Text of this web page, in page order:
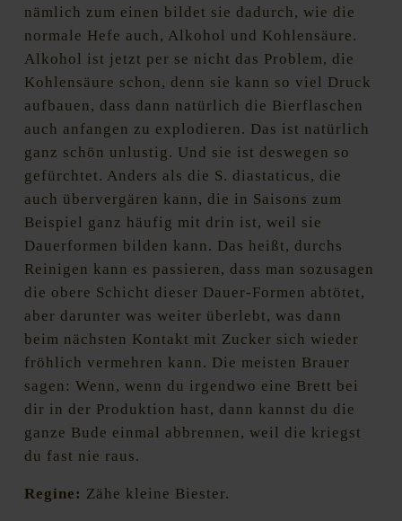
nämlich zum einen bildet sie dadurch, wie die
normale Hefe auch, Alkohol und Kohlensäure.
Alkohol ist jetzt per se nicht das Problem, die
Kohlensäure schon, denn sie kann so viel Druck
aufbauen, dass dann natürlich die Bierflaschen
auch anfangen zu explodieren. Das ist natürlich
ganz schön unlustig. Und sie ist deswegen so
gefürchtet. Anders als die S. diastaticus, die
auch übervergären kann, die in Saisons zum
Beispiel ganz häufig mit drin ist, weil sie
Dauerformen bilden kann. Das heißt, durchs
Reinigen kann es passieren, dass man sozusagen
die obere Schicht dieser Dauer-Formen abtötet,
aber darunter was weiter überlebt, was dann
beim nächsten Kontakt mit Zucker sich wieder
fröhlich vermehren kann. Die meisten Brauer
sagen: Wenn, wenn du irgendwo eine Brett bei
dir in der Produktion hast, dann kannst du die
ganze Bude einmal abbrennen, weil die kriegst
du fast nie raus.
Regine: Zähe kleine Biester.